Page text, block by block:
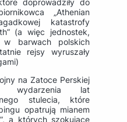
„Athenian
katastrofy
(a więc jednostek,
w barwach polskich
rejsy wyruszały
na Zatoce Perskiej
lat
stulecia, które
opatrują mianem
a których szokujące